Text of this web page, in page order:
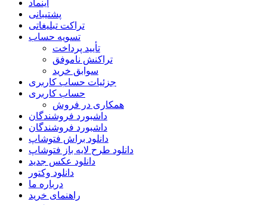
اینماد
پشتیبانی
تراکت تبلیغاتی
تسویه حساب
تأیید پرداخت
تراکنش ناموفق
سوابق خرید
جزئیات حساب کاربری
حساب کاربری
همکاری در فروش
داشبورد فروشندگان
داشبورد فروشندگان
دانلود براش فتوشاپ
دانلود طرح لایه باز فتوشاپ
دانلود عکس جدید
دانلود وکتور
درباره ما
راهنمای خرید